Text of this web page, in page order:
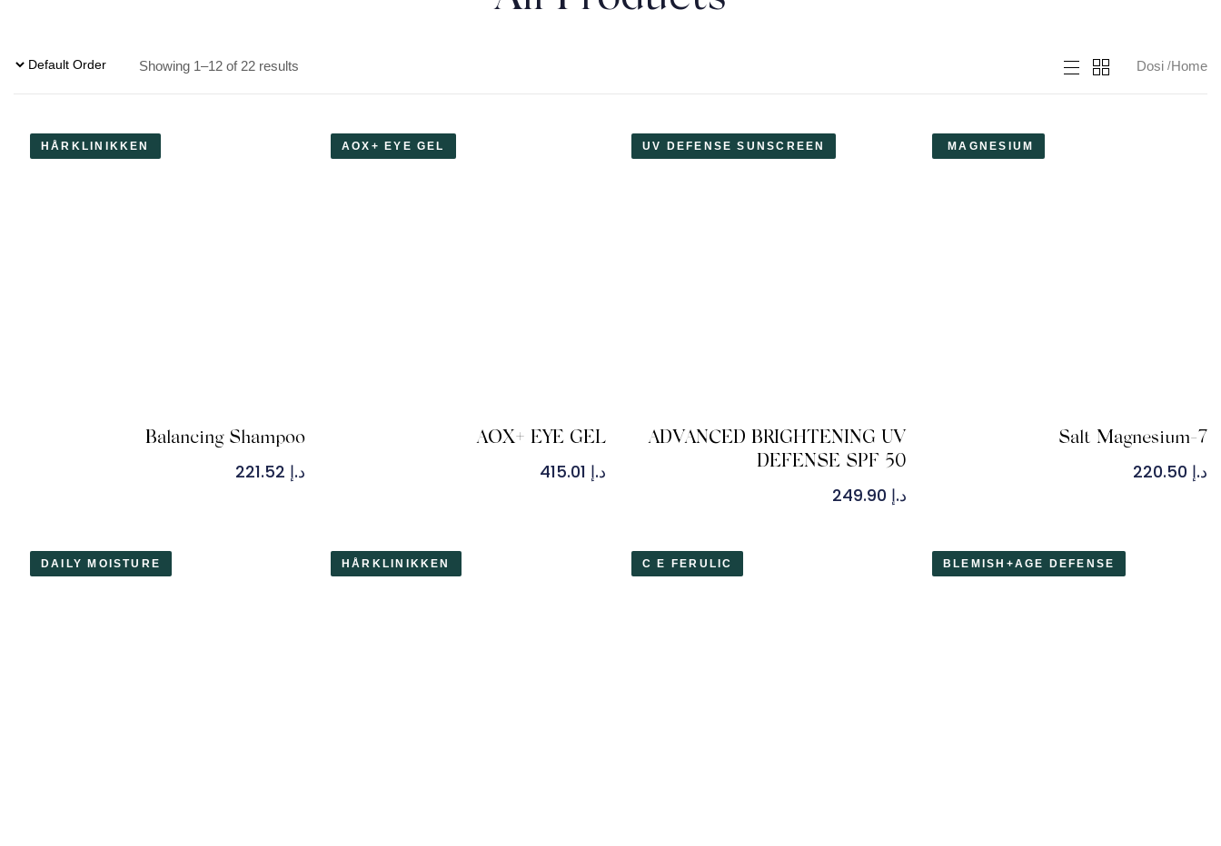
Home
Dosi
Showing 1–12 of 22 results
MAGNESIUM
7-Salt Magnesium
د.إ
UV DEFENSE SUNSCREEN
ADVANCED BRIGHTENING UV
DEFENSE SPF 50
د.إ
AOX+ EYE GEL
AOX+ EYE GEL
د.إ
HÅRKLINIKKEN
Balancing Shampoo
د.إ
BLEMISH+AGE DEFENSE
C E FERULIC
HÅRKLINIKKEN
DAILY MOISTURE